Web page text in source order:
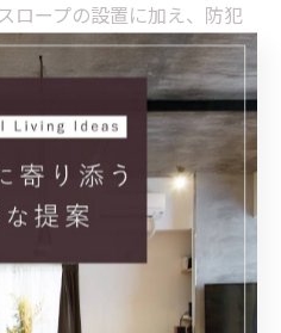
ロープの設置に加え、防犯
ラ強化を行い、高齢者や子
せる環境が整備されていま
「防犯面が強化されて家族
た」といった感想が聞かれ
は、リフォーム事例を積極
防犯対策を進めることが大
ム企業と協力し、住まいの